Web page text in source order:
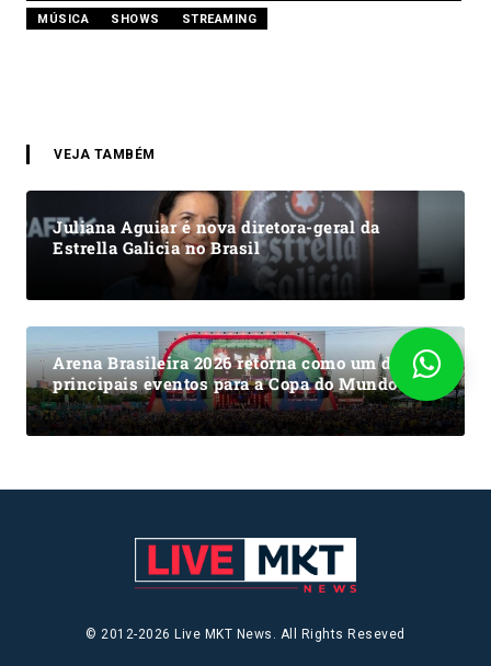
MÚSICA
SHOWS STREAMING
VEJA TAMBÉM
Juliana Aguiar é nova diretora-geral da
Estrella Galicia no Brasil
Arena Brasileira 2026 retorna como um dos
principais eventos para a Copa do Mundo
© 2012-2026 Live MKT News. All Rights Reseved